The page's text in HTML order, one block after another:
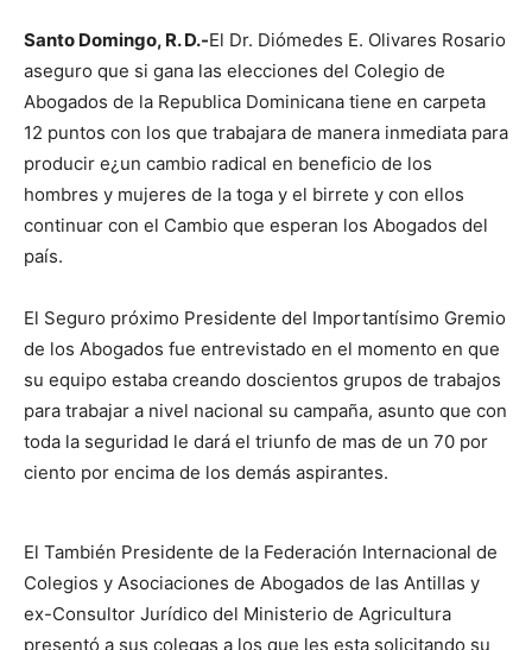
Santo Domingo, R. D.-El Dr. Diómedes E. Olivares Rosario
aseguro que si gana las elecciones del Colegio de
Abogados de la Republica Dominicana tiene en carpeta
12 puntos con los que trabajara de manera inmediata para
producir e¿un cambio radical en beneficio de los
hombres y mujeres de la toga y el birrete y con ellos
continuar con el Cambio que esperan los Abogados del
país.
El Seguro próximo Presidente del Importantísimo Gremio
de los Abogados fue entrevistado en el momento en que
su equipo estaba creando doscientos grupos de trabajos
para trabajar a nivel nacional su campaña, asunto que con
toda la seguridad le dará el triunfo de mas de un 70 por
ciento por encima de los demás aspirantes.
El También Presidente de la Federación Internacional de
Colegios y Asociaciones de Abogados de las Antillas y
ex-Consultor Jurídico del Ministerio de Agricultura
presentó a sus colegas a los que les esta solicitando su